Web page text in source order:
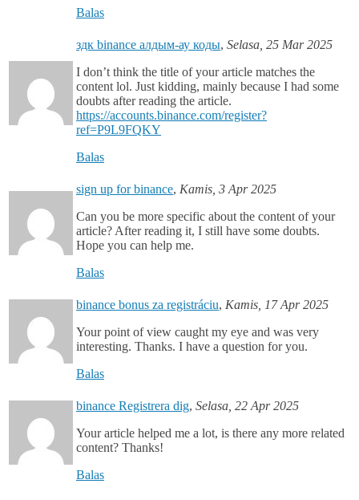
Balas
здк binance алдым-ау коды, Selasa, 25 Mar 2025
I don’t think the title of your article matches the
content lol. Just kidding, mainly because I had some
doubts after reading the article.
https://accounts.binance.com/register?
ref=P9L9FQKY
Balas
sign up for binance, Kamis, 3 Apr 2025
Can you be more specific about the content of your
article? After reading it, I still have some doubts.
Hope you can help me.
Balas
binance bonus za registráciu, Kamis, 17 Apr 2025
Your point of view caught my eye and was very
interesting. Thanks. I have a question for you.
Balas
binance Registrera dig, Selasa, 22 Apr 2025
Your article helped me a lot, is there any more related
content? Thanks!
Balas